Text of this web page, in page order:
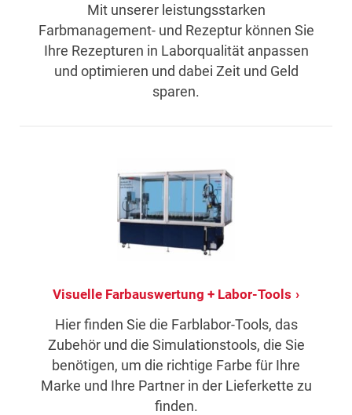
Mit unserer leistungsstarken
Farbmanagement- und Rezeptur können Sie
Ihre Rezepturen in Laborqualität anpassen
und optimieren und dabei Zeit und Geld
sparen.
Visuelle Farbauswertung + Labor-Tools
Hier finden Sie die Farblabor-Tools, das
Zubehör und die Simulationstools, die Sie
benötigen, um die richtige Farbe für Ihre
Marke und Ihre Partner in der Lieferkette zu
finden.